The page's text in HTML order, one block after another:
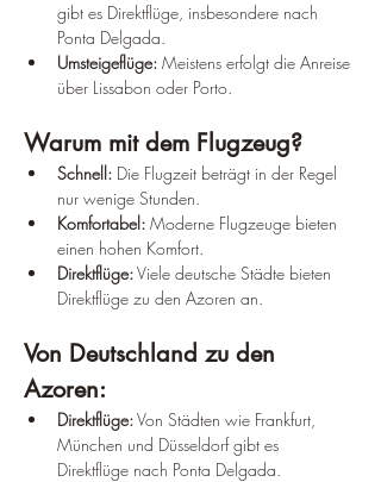
gibt es Direktflüge, insbesondere nach
Ponta Delgada.
Umsteigeflüge: Meistens erfolgt die Anreise
über Lissabon oder Porto.
Warum mit dem Flugzeug?
Schnell: Die Flugzeit beträgt in der Regel
nur wenige Stunden.
Komfortabel: Moderne Flugzeuge bieten
einen hohen Komfort.
Direktflüge: Viele deutsche Städte bieten
Direktflüge zu den Azoren an.
Von Deutschland zu den
Azoren:
Direktflüge: Von Städten wie Frankfurt,
München und Düsseldorf gibt es
Direktflüge nach Ponta Delgada.